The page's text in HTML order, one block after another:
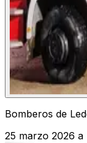
Bomberos de
25 marzo 2026 a